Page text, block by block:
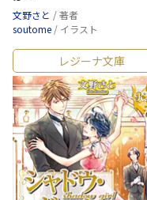
文野さと / 著者
soutome / イラスト
レジーナ文庫